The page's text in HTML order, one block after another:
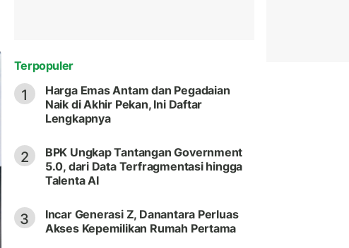
Terpopuler
1
Harga Emas Antam dan Pegadaian
Naik di Akhir Pekan, Ini Daftar
Lengkapnya
2
BPK Ungkap Tantangan Government
5.0, dari Data Terfragmentasi hingga
Talenta AI
3
Incar Generasi Z, Danantara Perluas
Akses Kepemilikan Rumah Pertama